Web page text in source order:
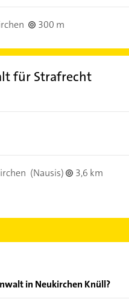
300 m
für Strafrecht
(Nausis)
3,6 km
in Neukirchen Knüll?